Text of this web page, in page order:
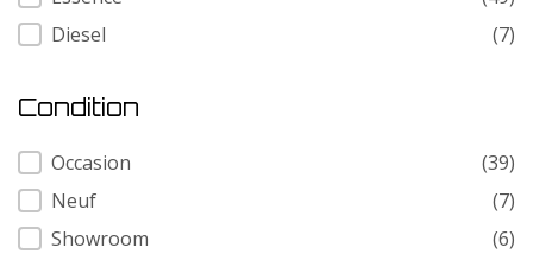
Diesel
(7)
Condition
Condition
Occasion
(39)
Neuf
(7)
Showroom
(6)